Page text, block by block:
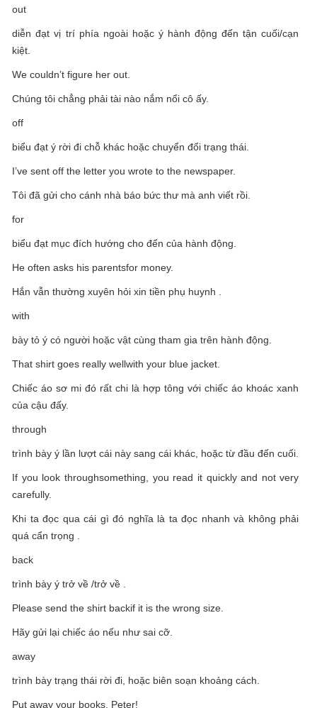
out
diễn đạt vị trí phía ngoài hoặc ý hành động đến tận cuối/cạn
kiệt.
We couldn’t figure her out.
Chúng tôi chẳng phải tài nào nắm nổi cô ấy.
off
biểu đạt ý rời đi chỗ khác hoặc chuyển đổi trạng thái.
I’ve sent off the letter you wrote to the newspaper.
Tôi đã gửi cho cánh nhà báo bức thư mà anh viết rồi.
for
biểu đạt mục đích hướng cho đến của hành động.
He often asks his parentsfor money.
Hắn vẫn thường xuyên hỏi xin tiền phụ huynh .
with
bày tỏ ý có người hoặc vật cùng tham gia trên hành động.
That shirt goes really wellwith your blue jacket.
Chiếc áo sơ mi đó rất chi là hợp tông với chiếc áo khoác xanh
của cậu đấy.
through
trình bày ý lần lượt cái này sang cái khác, hoặc từ đầu đến cuối.
If you look throughsomething, you read it quickly and not very
carefully.
Khi ta đọc qua cái gì đó nghĩa là ta đọc nhanh và không phải
quá cẩn trọng .
back
trình bày ý trở về /trở về .
Please send the shirt backif it is the wrong size.
Hãy gửi lại chiếc áo nếu như sai cỡ.
away
trình bày trạng thái rời đi, hoặc biên soạn khoảng cách.
Put away your books, Peter!